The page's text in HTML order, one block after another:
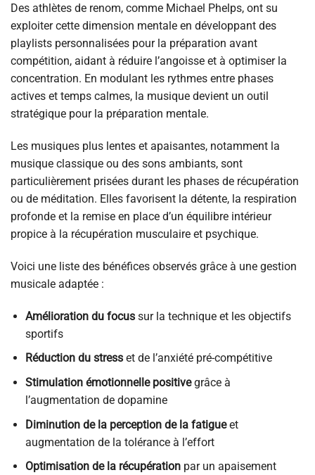
Des athlètes de renom, comme Michael Phelps, ont su
exploiter cette dimension mentale en développant des
playlists personnalisées pour la préparation avant
compétition, aidant à réduire l’angoisse et à optimiser la
concentration. En modulant les rythmes entre phases
actives et temps calmes, la musique devient un outil
stratégique pour la préparation mentale.
Les musiques plus lentes et apaisantes, notamment la
musique classique ou des sons ambiants, sont
particulièrement prisées durant les phases de récupération
ou de méditation. Elles favorisent la détente, la respiration
profonde et la remise en place d’un équilibre intérieur
propice à la récupération musculaire et psychique.
Voici une liste des bénéfices observés grâce à une gestion
musicale adaptée :
Amélioration du focussur la technique et les objectifs
sportifs
Réduction du stresset de l’anxiété pré-compétitive
Stimulation émotionnelle positivegrâce à
l’augmentation de dopamine
Diminution de la perception de la fatigueet
augmentation de la tolérance à l’effort
Optimisation de la récupérationpar un apaisement